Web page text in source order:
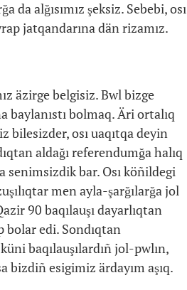
alğısımız şeksiz. Sebebi, osı
jatqandarına dän rizamız.
äzirge belgisiz. Bwl bizge
baylanıstı bolmaq. Äri ortalıq
bilesizder, osı uaqıtqa deyin
aldağı referendumğa halıq
senimsizdik bar. Osı köñildegi
men ayla-şarğılarğa jol
90 baqılauşı dayarlıqtan
bolar edi. Sondıqtan
baqılauşılardıñ jol-pwlın,
bizdiñ esigimiz ärdayım aşıq.